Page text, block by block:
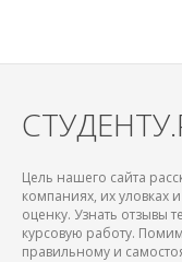
Цель нашего сайта
компаниях, их уловках
оценку. Узнать отзывы
курсовую работу.
правильному и